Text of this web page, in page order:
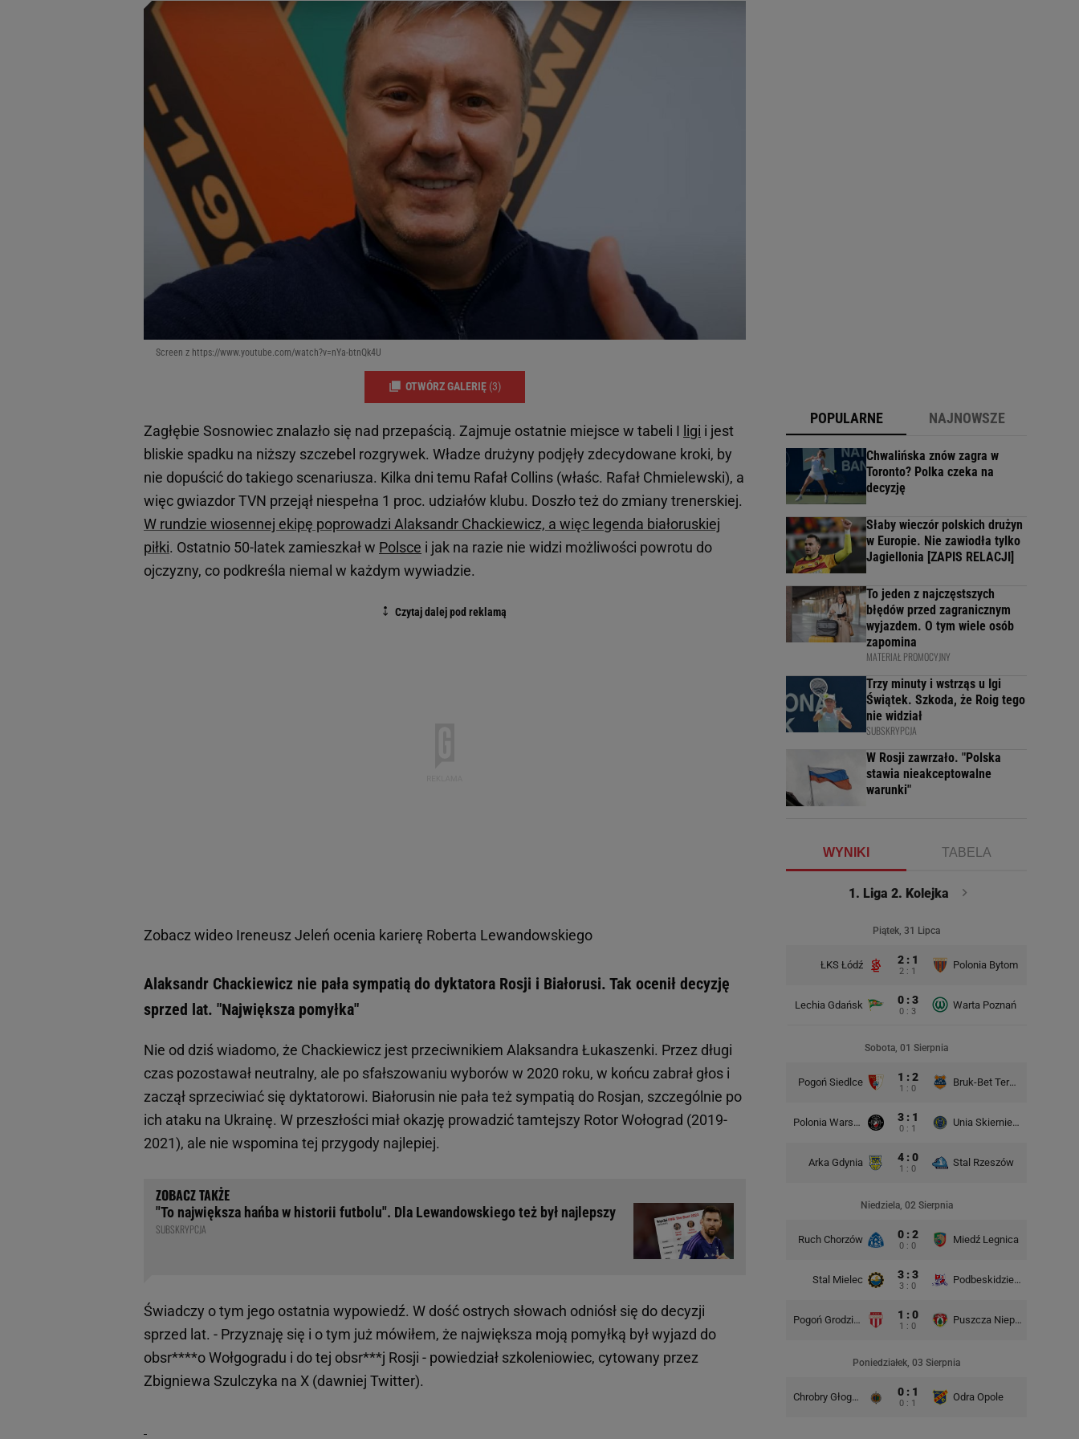
Screen z https://www.youtube.com/watch?v=nYa-btnQk4U
OTWÓRZ GALERIĘ (3)
Zagłębie Sosnowiec znalazło się nad przepaścią. Zajmuje ostatnie miejsce w tabeli I ligi i jest
bliskie spadku na niższy szczebel rozgrywek. Władze drużyny podjęły zdecydowane kroki, by
nie dopuścić do takiego scenariusza. Kilka dni temu Rafał Collins (właśc. Rafał Chmielewski), a
więc gwiazdor TVN przejął niespełna 1 proc. udziałów klubu. Doszło też do zmiany trenerskiej.
W rundzie wiosennej ekipę poprowadzi Alaksandr Chackiewicz, a więc legenda białoruskiej
piłki. Ostatnio 50-latek zamieszkał w Polsce i jak na razie nie widzi możliwości powrotu do
ojczyzny, co podkreśla niemal w każdym wywiadzie.
Zobacz wideo Ireneusz Jeleń ocenia karierę Roberta Lewandowskiego
Alaksandr Chackiewicz nie pała sympatią do dyktatora Rosji i Białorusi. Tak ocenił decyzję
sprzed lat. "Największa pomyłka"
Nie od dziś wiadomo, że Chackiewicz jest przeciwnikiem Alaksandra Łukaszenki. Przez długi
czas pozostawał neutralny, ale po sfałszowaniu wyborów w 2020 roku, w końcu zabrał głos i
zaczął sprzeciwiać się dyktatorowi. Białorusin nie pała też sympatią do Rosjan, szczególnie po
ich ataku na Ukrainę. W przeszłości miał okazję prowadzić tamtejszy Rotor Wołograd (2019-
2021), ale nie wspomina tej przygody najlepiej.
"To największa hańba w historii futbolu". Dla Lewandowskiego też był najlepszy
SUBSKRYPCJA
Świadczy o tym jego ostatnia wypowiedź. W dość ostrych słowach odniósł się do decyzji
sprzed lat. - Przyznaję się i o tym już mówiłem, że największa moją pomyłką był wyjazd do
obsr****o Wołgogradu i do tej obsr***j Rosji - powiedział szkoleniowiec, cytowany przez
Zbigniewa Szulczyka na X (dawniej Twitter).
POPULARNE NAJNOWSZE
Chwalińska znów zagra w
Toronto? Polka czeka na
decyzję
Słaby wieczór polskich drużyn
w Europie. Nie zawiodła tylko
Jagiellonia [ZAPIS RELACJI]
To jeden z najczęstszych
błędów przed zagranicznym
wyjazdem. O tym wiele osób
zapomina
MATERIAŁ PROMOCYJNY
Trzy minuty i wstrząs u Igi
Świątek. Szkoda, że Roig tego
nie widział
SUBSKRYPCJA
W Rosji zawrzało. "Polska
stawia nieakceptowalne
warunki"
WYNIKI TABELA
1. Liga 2. Kolejka
Piątek, 31 Lipca
ŁKS Łódź 2 : 1
2 : 1
Polonia Bytom
Lechia Gdańsk 0 : 3
0 : 3
Warta Poznań
Sobota, 01 Sierpnia
Pogoń Siedlce 1 : 2
1 : 0
Bruk-Bet Termalica Nieciecza
Polonia Warszawa 3 : 1
0 : 1
Unia Skierniewice
Arka Gdynia 4 : 0
1 : 0
Stal Rzeszów
Niedziela, 02 Sierpnia
Ruch Chorzów 0 : 2
0 : 0
Miedź Legnica
Stal Mielec 3 : 3
3 : 0
Podbeskidzie Bielsko-Biała
Pogoń Grodzisk Mazowiecki 1 : 0
1 : 0
Puszcza Niepołomice
Poniedziałek, 03 Sierpnia
Chrobry Głogów 0 : 1
0 : 1
Odra Opole